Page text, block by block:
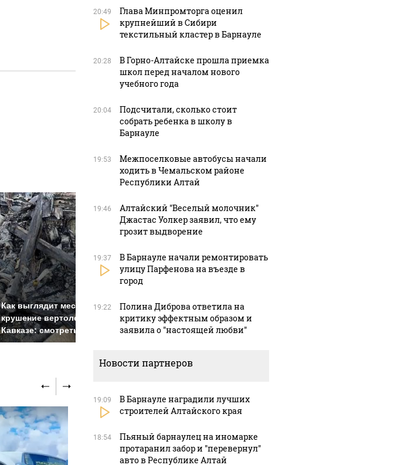
Как выглядит место
крушение вертолета на
Кавказе: смотреть
Такую зиму в России
никто не ждал: как
так?!
готовую еду из
магазина: список
20:49
Глава Минпромторга оценил
крупнейший в Сибири
текстильный кластер в Барнауле
20:28
В Горно-Алтайске прошла приемка
школ перед началом нового
учебного года
20:04
Подсчитали, сколько стоит
собрать ребенка в школу в
Барнауле
19:53
Межпоселковые автобусы начали
ходить в Чемальском районе
Республики Алтай
19:46
Алтайский "Веселый молочник"
Джастас Уолкер заявил, что ему
грозит выдворение
19:37
В Барнауле начали ремонтировать
улицу Парфенова на въезде в
город
19:22
Полина Диброва ответила на
критику эффектным образом и
заявила о "настоящей любви"
Новости партнеров
19:09
В Барнауле наградили лучших
строителей Алтайского края
18:54
Пьяный барнаулец на иномарке
протаранил забор и "перевернул"
авто в Республике Алтай